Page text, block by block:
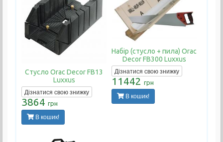
Стусло Orac Decor FB13
Luxxus
Дізнатися свою знижку
3864 грн
В кошик!
Набір (стусло + пила) Orac
Decor FB300 Luxxus
Дізнатися свою знижку
11442 грн
В кошик!